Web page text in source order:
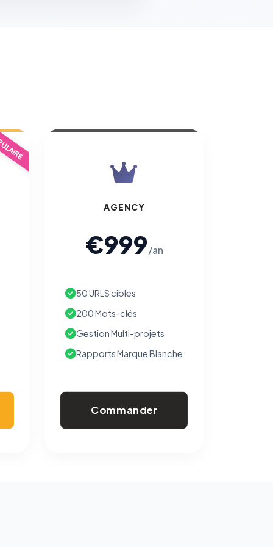
AGENCY
€999/an
50 URLS cibles
200 Mots-clés
Gestion Multi-projets
Rapports Marque Blanche
Commander